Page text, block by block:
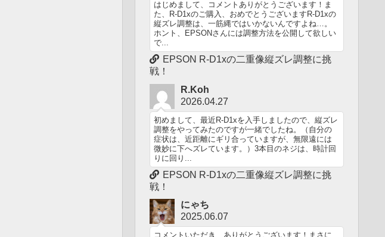
はじめまして、コメントありがとうございます！ま
た、R-D1xのご購入、おめでとうございますR-D1xの
縦ズレ調整は、一筋縄ではいかないんですよね…。
ホント、EPSONさんには調整方法を公開して欲しい
で...
EPSON R-D1xの二重像縦ズレ調整に挑
戦！
R.Koh
2026.04.27
初めまして、最近R-D1xを入手しましたので、縦ズレ
調整をやってみたのですが一緒でしたね。（自分の
症状は、近距離にギリ合っていますが、無限遠には
微妙に下へズレています。）3本目のネジは、時計回
りに回り...
EPSON R-D1xの二重像縦ズレ調整に挑
戦！
にゃち
2025.06.07
コメントいただき、ありがとうございます！まさに